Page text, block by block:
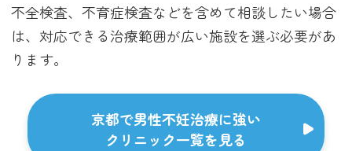
不全検査、不育症検査などを含めて相談したい場合
は、対応できる治療範囲が広い施設を選ぶ必要があ
ります。
京都で男性不妊治療に強い
クリニック一覧を見る